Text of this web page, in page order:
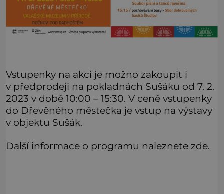
Vstupenky na akci je možno zakoupit i
v předprodeji na pokladnách Sušáku od 7. 2.
2023 v době 10:00 – 15:30. V ceně vstupenky
do Dřevěného městečka je vstup na výstavy
v objektu Sušák.
Další informace o programu naleznete zde.